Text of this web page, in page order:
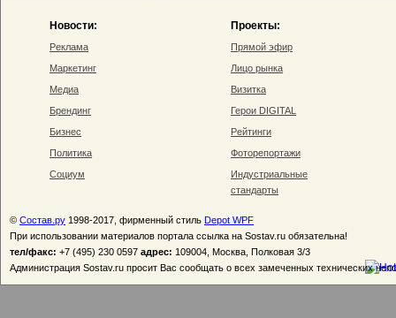
Новости:
Реклама
Маркетинг
Медиа
Брендинг
Бизнес
Политика
Социум
Проекты:
Прямой эфир
Лицо рынка
Визитка
Герои DIGITAL
Рейтинги
Фоторепортажи
Индустриальные
стандарты
© Состав.ру 1998-2017, фирменный стиль Depot WPF
При использовании материалов портала ссылка на Sostav.ru обязательна!
тел/факс: +7 (495) 230 0597 адрес: 109004, Москва, Полковая 3/3
Администрация Sostav.ru просит Вас сообщать о всех замеченных технических